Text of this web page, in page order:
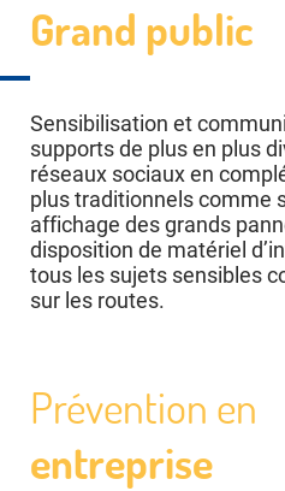
Grand public
Sensibilisation et
supports de plus en plus
réseaux sociaux en
plus traditionnels comme
affichage des grands
disposition de matériel
tous les sujets sensibles
sur les routes.
Prévention en
entreprise